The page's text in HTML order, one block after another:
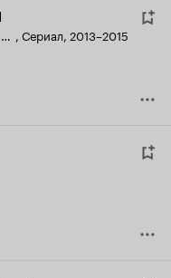
Hulk and the Agents of S.M.A.S.H. , Сериал, 2013–2015